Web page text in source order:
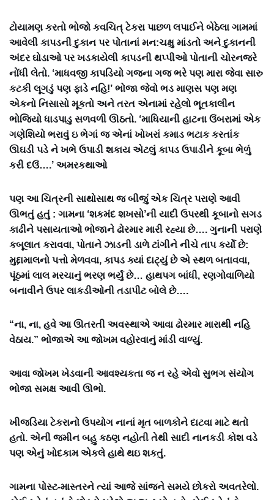
ટોયામણ કરતો ભોજો કવચિત્ ટેકરા પાછળ લપાઈને બેઠેલા ગામમાં
આવેલી કાપડની દુકાન પર પોતાનાં મન:ચક્ષુ માંડતો અને દુકાનની
અંદર ઘોડાઓ પર ખડકાયેલી કાપડની થપ્પીઓ પોતાની ચોરનજરે
નોંધી લેતો. ‘માધવજી કાપડિયો ગજના ગજ ભરે પણ મારા જેવા સારુ
કટકી લૂગડું પણ ફાડે નહિ!’ ભોજા જેવો ભડ માણસ પણ મણ
એકનો નિસાસો મૂકતો અને તરત એનામાં રહેલો ભૂતકાલીન
ભોજિયો ધાડપાડુ સળવળી ઊઠતો. ‘માધિયાની હાટના ઉંબરામાં એક
ગણેશિયો ભરાવું ઇ ભેગાં જ એનાં ખોખરાં કમાડ ભટાક કરતાંક
ઊઘડી પડે ને ખભે ઉપાડી શકાય એટલું કાપડ ઉપાડીને કૂબા ભેળું
કરી દઉં….’ અમરકથાઓ
પણ આ ચિત્રની સાથોસાથ જ બીજું એક ચિત્ર પરાણે આવી
ઊભતું હતું : ગામના ‘શકમંદ શખસો’ની યાદી ઉપરથી કૂબાનો સગડ
કાઢીને પસાયતાઓ ભોજાને ઢોરમાર મારી રહ્યા છે…. ગુનાની પરાણે
કબૂલાત કરાવવા, પોતાને ઝાડની ડાળે ટાંગીને નીચે તાપ કર્યો છે:
મુદ્દામાલનો પત્તો મેળવવા, કાપડ ક્યાં દાટ્યું છે એ સ્થળ બતાવવા,
પૂંઠમાં લાલ મરચાનું ભરણ ભર્યું છે… હાથપગ બાંધી, રણગોવાળિયો
બનાવીને ઉપર લાકડીઓની તડાપીટ બોલે છે….
“ના, ના, હવે આ ઊતરતી અવસ્થાએ આવા ઢોરમાર મારાથી નહિ
વેઠાય.” ભોજાએ આ જોખમ વહોરવાનું માંડી વાળ્યું.
આવા જોખમ ખેડવાની આવશ્યકતા જ ન રહે એવો સુભગ સંયોગ
ભોજા સમક્ષ આવી ઊભો.
ખીજડિયા ટેકરાનો ઉપયોગ નાનાં મૃત બાળકોને દાટવા માટે થતો
હતો. એની જમીન બહુ કઠણ નહોતી તેથી સાદી નાનકડી કોશ વડે
પણ એનું ખોદકામ એકલે હાથે થઇ શકતું.
ગામના પોસ્ટ-માસ્તરને ત્યાં આજે સાંજને સમયે છોકરો અવતરેલો.